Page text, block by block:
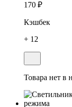
170 ₽
Кэшбек
+ 12
Товара нет в